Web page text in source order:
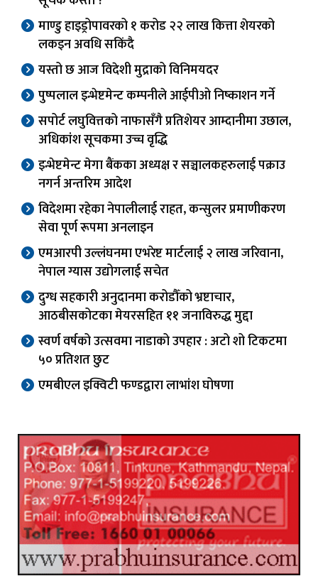
माण्डु हाइड्रोपावरको १ करोड २२ लाख कित्ता शेयरको
लकइन अवधि सकिंदै
यस्तो छ आज विदेशी मुद्राको विनिमयदर
पुष्पलाल इन्भेष्टमेन्ट कम्पनीले आईपीओ निष्काशन गर्ने
सपोर्ट लघुवित्तको नाफासँगै प्रतिशेयर आम्दानीमा उछाल,
अधिकांश सूचकमा उच्च वृद्धि
इन्भेष्टमेन्ट मेगा बैंकका अध्यक्ष र सञ्चालकहरुलाई पक्राउ
नगर्न अन्तरिम आदेश
विदेशमा रहेका नेपालीलाई राहत, कन्सुलर प्रमाणीकरण
सेवा पूर्ण रूपमा अनलाइन
एमआरपी उल्लंघनमा एभरेष्ट मार्टलाई २ लाख जरिवाना,
नेपाल ग्यास उद्योगलाई सचेत
दुग्ध सहकारी अनुदानमा करोडौँको भ्रष्टाचार,
आठबीसकोटका मेयरसहित ११ जनाविरुद्ध मुद्दा
स्वर्ण वर्षको उत्सवमा नाडाको उपहार : अटो शो टिकटमा
५० प्रतिशत छुट
एमबीएल इक्विटी फण्डद्वारा लाभांश घोषणा